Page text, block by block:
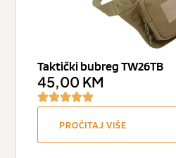
Taktički bubreg TW26TB
45,00 KM
PROČITAJ VIŠE